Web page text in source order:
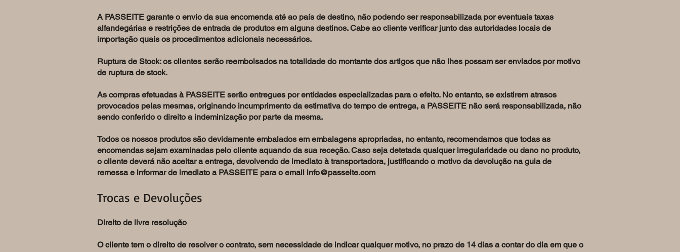
A PASSEITE garante o envio da sua encomenda até ao país de destino, não podendo ser responsabilizada por eventuais taxas
alfandegárias e restrições de entrada de produtos em alguns destinos. Cabe ao cliente verificar junto das autoridades locais de
importação quais os procedimentos adicionais necessários.
Ruptura de Stock: os clientes serão reembolsados na totalidade do montante dos artigos que não lhes possam ser enviados por motivo
de ruptura de stock.
As compras efetuadas à PASSEITE serão entregues por entidades especializadas para o efeito. No entanto, se existirem atrasos
provocados pelas mesmas, originando incumprimento da estimativa do tempo de entrega, a PASSEITE não será responsabilizada, não
sendo conferido o direito a indeminização por parte da mesma.
Todos os nossos produtos são devidamente embalados em embalagens apropriadas, no entanto, recomendamos que todas as
encomendas sejam examinadas pelo cliente aquando da sua receção. Caso seja detetada qualquer irregularidade ou dano no produto,
o cliente deverá não aceitar a entrega, devolvendo de imediato à transportadora, justificando o motivo da devolução na guia de
remessa e informar de imediato a PASSEITE para o email info@passeite.com
Trocas e Devoluções
Direito de livre resolução
O cliente tem o direito de resolver o contrato, sem necessidade de indicar qualquer motivo, no prazo de 14 dias a contar do dia em que o